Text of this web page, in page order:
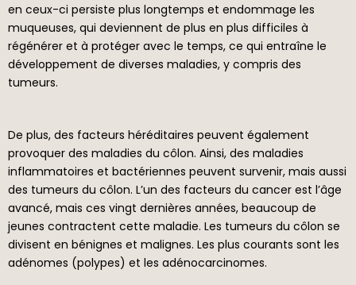
en ceux-ci persiste plus longtemps et endommage les
muqueuses, qui deviennent de plus en plus difficiles à
régénérer et à protéger avec le temps, ce qui entraîne le
développement de diverses maladies, y compris des
tumeurs.
De plus, des facteurs héréditaires peuvent également
provoquer des maladies du côlon. Ainsi, des maladies
inflammatoires et bactériennes peuvent survenir, mais aussi
des tumeurs du côlon. L’un des facteurs du cancer est l’âge
avancé, mais ces vingt dernières années, beaucoup de
jeunes contractent cette maladie. Les tumeurs du côlon se
divisent en bénignes et malignes. Les plus courants sont les
adénomes (polypes) et les adénocarcinomes.